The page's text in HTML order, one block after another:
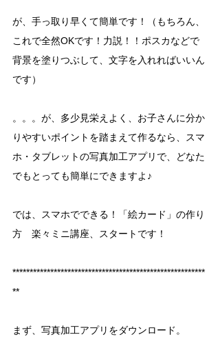
が、手っ取り早くて簡単です！（もちろん、
これで全然OKです！力説！！ポスカなどで
背景を塗りつぶして、文字を入れればいいん
です）
。。。が、多少見栄えよく、お子さんに分か
りやすいポイントを踏まえて作るなら、スマ
ホ・タブレットの写真加工アプリで、どなた
でもとっても簡単にできますよ♪
では、スマホでできる！「絵カード」の作り
方　楽々ミニ講座、スタートです！
********************************************************
**
まず、写真加工アプリをダウンロード。